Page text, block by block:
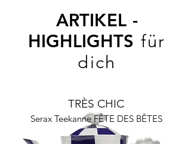
ARTIKEL -
HIGHLIGHTS für
dich
TRÈS CHIC
Serax Teekanne FÊTE DES BÊTES